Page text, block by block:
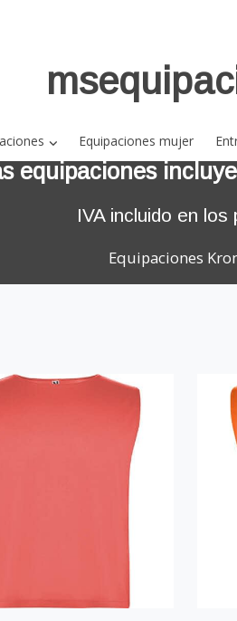
Equipaciones mujer
equipaciones
IVA incluido en los
Equipaciones